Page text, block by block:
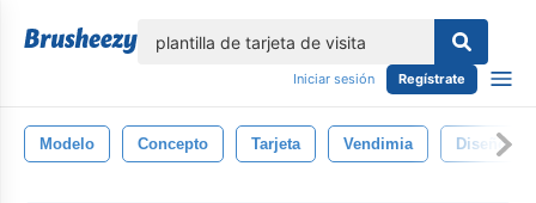
Iniciar sesión Regístrate
Modelo Concepto Tarjeta Vendimia Diseño